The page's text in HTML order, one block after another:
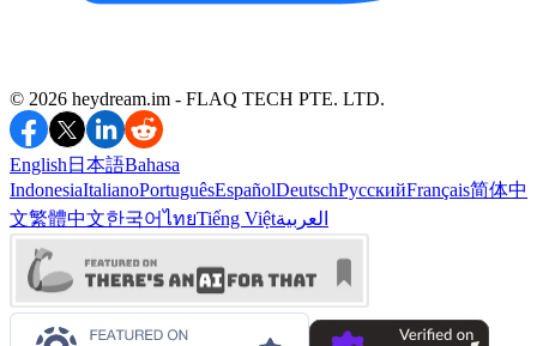
©️ 2026 heydream.im - FLAQ TECH PTE. LTD.
English 日本語Bahasa
IndonesiaItalianoPortuguêsEspañolDeutschРусскийFrançais简体中
文繁體中文한국어ไทยTiếng Việtالعربية